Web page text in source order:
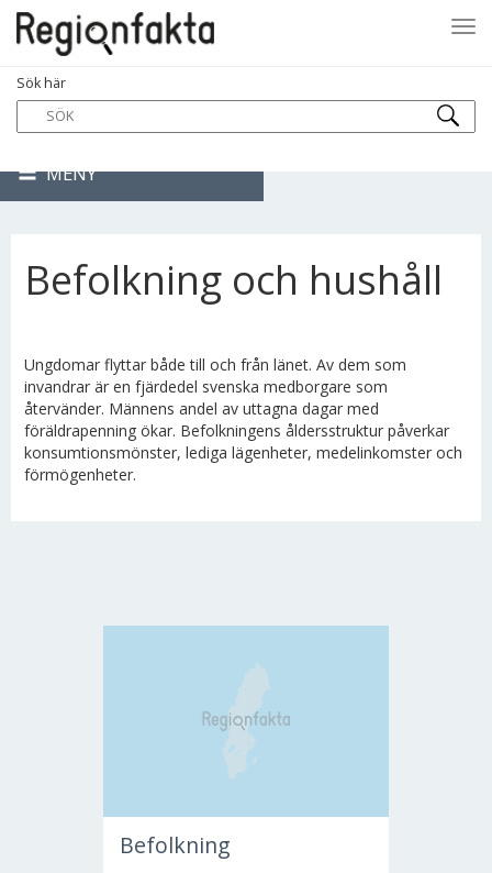
Sök här
MENY
Befolkning och hushåll
Ungdomar flyttar både till och från länet. Av dem som
invandrar är en fjärdedel svenska medborgare som
återvänder. Männens andel av uttagna dagar med
föräldrapenning ökar. Befolkningens åldersstruktur påverkar
konsumtionsmönster, lediga lägenheter, medelinkomster och
förmögenheter.
Befolkning